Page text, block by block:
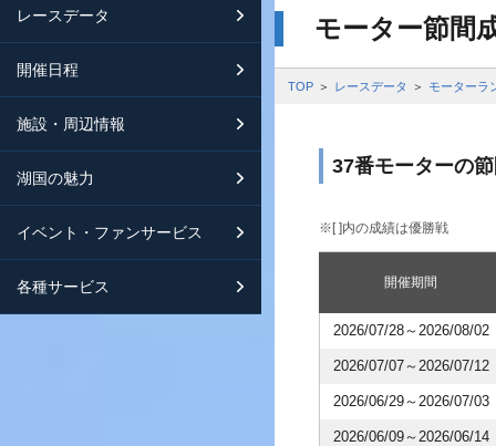
レースデータ シリーズインデックス
レース展望
ボートデータ
出走表・前日予想PDF
開催日程
開催日程
開催日程（年間）
施設・周辺情報
交通ガイド
施設ガイド
ボートレースびわこを知る
オーミー！フォーユー！
湖国の魅力
イベント・ファンサービス
各種サービス
特設バックナンバー
淡海ポイント倶楽部
メールマガジン案内
スマートフォンサイト紹介
モーター節間
TOP レースデータ モーターラ
37番モーターの
※[ ]内の成績は優勝戦
開催期間
2026/07/28～2026/08/02
2026/07/07～2026/07/12
2026/06/29～2026/07/03
2026/06/09～2026/06/14